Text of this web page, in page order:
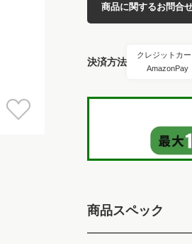
商品に関するお問合
決済方法
クレジットカー
AmazonPay
商品スペック